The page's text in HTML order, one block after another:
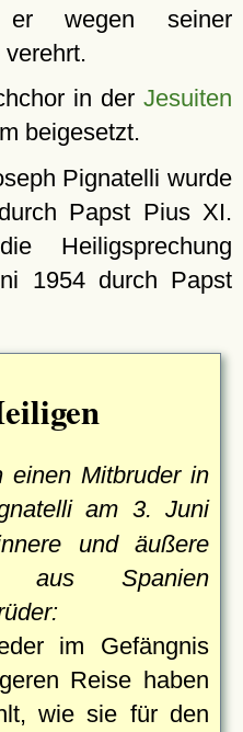
er wegen seiner
in der Jesuiten
beigesetzt.
Pignatelli wurde
Papst Pius XI.
Heiligsprechung
1954durch Papst
einen Mitbruder in
am 3. Juni
und äußere
aus Spanien
im Gefängnis
Reise haben
wie sie für den